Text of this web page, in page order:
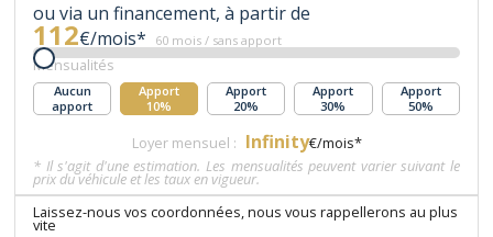
ou via un financement, à partir de
112€/mois* 60 mois / sans apport
Mensualités
Aucun
apport
Apport
10%
Apport
20%
Apport
30%
Apport
50%
Loyer mensuel : Infinity€/mois*
* Il s'agit d'une estimation. Les mensualités peuvent varier suivant le
prix du véhicule et les taux en vigueur.
Laissez-nous vos coordonnées, nous vous rappellerons au plus
vite